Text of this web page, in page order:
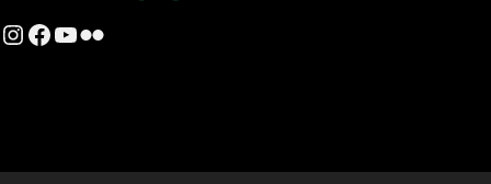
Instagram
Facebook
YouTube
Flickr